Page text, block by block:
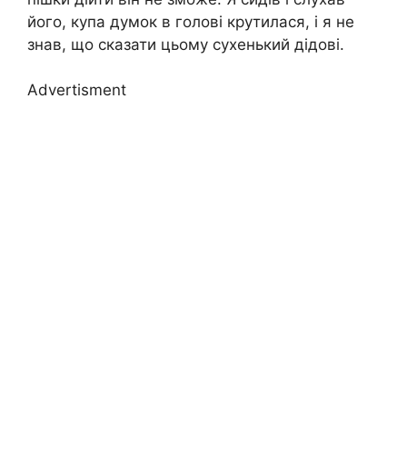
його, купа думок в голові крутилася, і я не
знав, що сказати цьому сухенький дідові.
Advertisment